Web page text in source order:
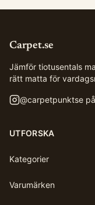
Carpet.se
Jämför tiotusentals
rätt matta för
@carpetpunktse
UTFORSKA
Kategorier
Varumärken